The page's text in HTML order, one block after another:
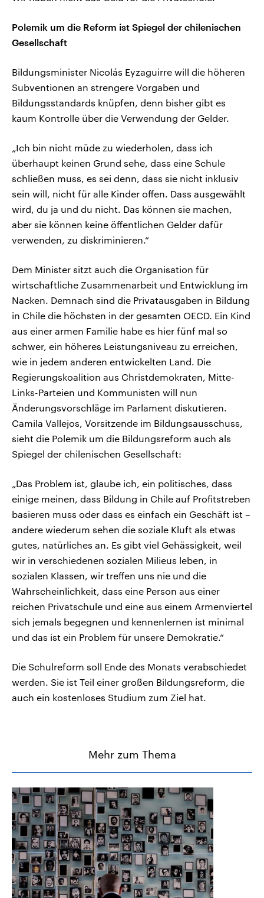
Polemik um die Reform ist Spiegel der chilenischen
Gesellschaft
Bildungsminister Nicolás Eyzaguirre will die höheren
Subventionen an strengere Vorgaben und
Bildungsstandards knüpfen, denn bisher gibt es
kaum Kontrolle über die Verwendung der Gelder.
„Ich bin nicht müde zu wiederholen, dass ich
überhaupt keinen Grund sehe, dass eine Schule
schließen muss, es sei denn, dass sie nicht inklusiv
sein will, nicht für alle Kinder offen. Dass ausgewählt
wird, du ja und du nicht. Das können sie machen,
aber sie können keine öffentlichen Gelder dafür
verwenden, zu diskriminieren.“
Dem Minister sitzt auch die Organisation für
wirtschaftliche Zusammenarbeit und Entwicklung im
Nacken. Demnach sind die Privatausgaben in Bildung
in Chile die höchsten in der gesamten OECD. Ein Kind
aus einer armen Familie habe es hier fünf mal so
schwer, ein höheres Leistungsniveau zu erreichen,
wie in jedem anderen entwickelten Land. Die
Regierungskoalition aus Christdemokraten, Mitte-
Links-Parteien und Kommunisten will nun
Änderungsvorschläge im Parlament diskutieren.
Camila Vallejos, Vorsitzende im Bildungsausschuss,
sieht die Polemik um die Bildungsreform auch als
Spiegel der chilenischen Gesellschaft:
„Das Problem ist, glaube ich, ein politisches, dass
einige meinen, dass Bildung in Chile auf Profitstreben
basieren muss oder dass es einfach ein Geschäft ist –
andere wiederum sehen die soziale Kluft als etwas
gutes, natürliches an. Es gibt viel Gehässigkeit, weil
wir in verschiedenen sozialen Milieus leben, in
sozialen Klassen, wir treffen uns nie und die
Wahrscheinlichkeit, dass eine Person aus einer
reichen Privatschule und eine aus einem Armenviertel
sich jemals begegnen und kennenlernen ist minimal
und das ist ein Problem für unsere Demokratie.“
Die Schulreform soll Ende des Monats verabschiedet
werden. Sie ist Teil einer großen Bildungsreform, die
auch ein kostenloses Studium zum Ziel hat.
Mehr zum Thema